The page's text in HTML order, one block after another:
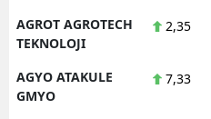
AGROT AGROTECH
TEKNOLOJI
2,35
AGYO ATAKULE
GMYO
7,33